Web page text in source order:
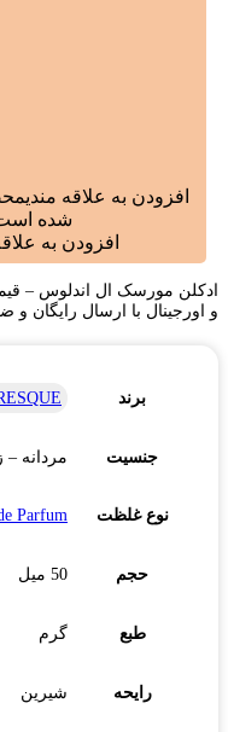
افزودن به علاقه مندی
شده
افزودن به
و اورجینال با ارسال رایگان و
برند
جنسیت مردانه –
نوع غلظت Parfum
حجم 50 میل
طبع گرم
رایحه شیرین